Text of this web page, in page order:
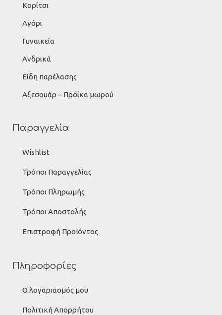
Κορίτσι
Αγόρι
Γυναικεία
Ανδρικά
Είδη παρέλασης
Αξεσουάρ – Προίκα μωρού
Παραγγελία
Wishlist
Τρόποι Παραγγελίας
Τρόποι Πληρωμής
Τρόποι Αποστολής
Επιστροφή Προϊόντος
Πληροφορίες
Ο λογαριασμός μου
Πολιτική Απορρήτου